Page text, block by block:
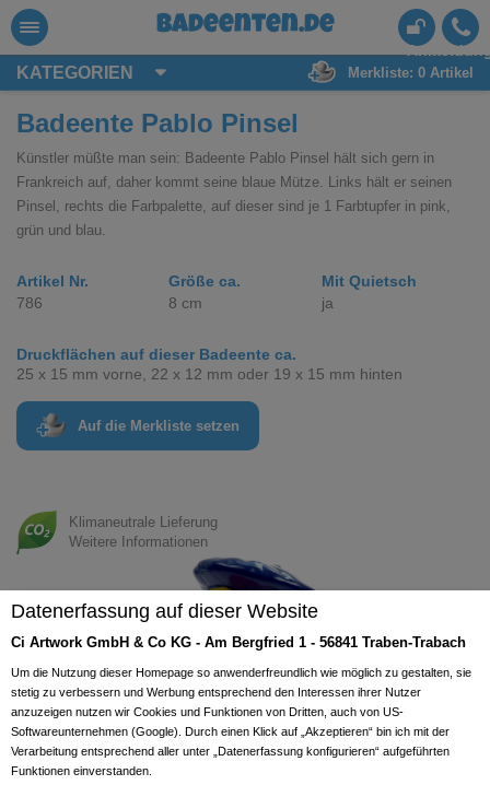
badeenten.de
KATEGORIEN Merkliste: 0 Artikel
Badeente Pablo Pinsel
Künstler müßte man sein: Badeente Pablo Pinsel hält sich gern in
Frankreich auf, daher kommt seine blaue Mütze. Links hält er seinen
Pinsel, rechts die Farbpalette, auf dieser sind je 1 Farbtupfer in pink,
grün und blau.
Artikel Nr.
786
Größe ca.
8 cm
Mit Quietsch
ja
Druckflächen auf dieser Badeente ca.
25 x 15 mm vorne, 22 x 12 mm oder 19 x 15 mm hinten
Auf die Merkliste setzen
Klimaneutrale Lieferung
Weitere Informationen
Datenerfassung auf dieser Website
Ci Artwork GmbH & Co KG - Am Bergfried 1 - 56841 Traben-Trabach
Um die Nutzung dieser Homepage so anwenderfreundlich wie möglich zu gestalten, sie
stetig zu verbessern und Werbung entsprechend den Interessen ihrer Nutzer
anzuzeigen nutzen wir Cookies und Funktionen von Dritten, auch von US-
Softwareunternehmen (Google). Durch einen Klick auf „Akzeptieren“ bin ich mit der
Verarbeitung entsprechend aller unter „Datenerfassung konfigurieren“ aufgeführten
Funktionen einverstanden.